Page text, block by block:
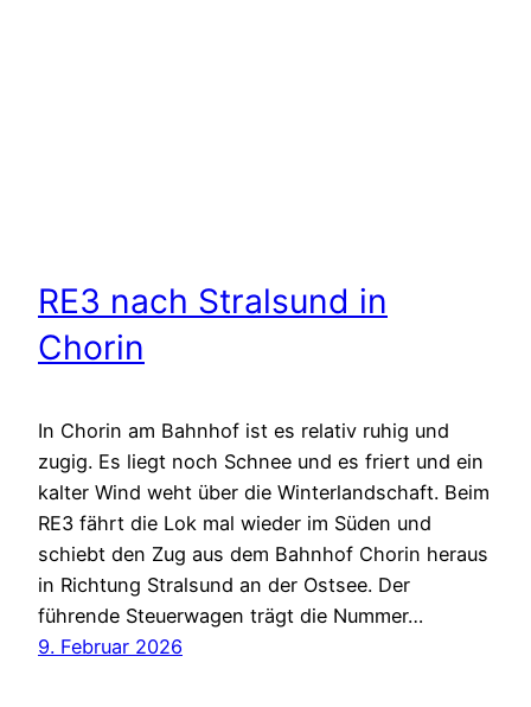
RE3 nach Stralsund in
Chorin
In Chorin am Bahnhof ist es relativ ruhig und
zugig. Es liegt noch Schnee und es friert und ein
kalter Wind weht über die Winterlandschaft. Beim
RE3 fährt die Lok mal wieder im Süden und
schiebt den Zug aus dem Bahnhof Chorin heraus
in Richtung Stralsund an der Ostsee. Der
führende Steuerwagen trägt die Nummer…
9. Februar 2026